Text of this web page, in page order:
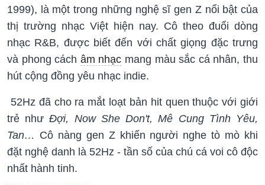
1999), là một trong những nghệ sĩ gen Z nổi bật của
thị trường nhạc Việt hiện nay. Cô theo đuổi dòng
nhạc R&B, được biết đến với chất giọng đặc trưng
và phong cách âm nhạc mang màu sắc cá nhân, thu
hút cộng đồng yêu nhạc indie.
52Hz đã cho ra mắt loạt bản hit quen thuộc với giới
trẻ nhưĐợi, Now She Don't, Mê Cung Tình Yêu,
Tan… Cô nàng gen Z khiến người nghe tò mò khi
đặt nghệ danh là 52Hz - tần số của chú cá voi cô độc
nhất hành tinh.